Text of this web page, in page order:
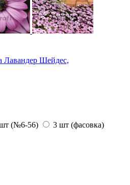
Лавандер Шейдес,
(№6-56) 3 шт (фасовка)